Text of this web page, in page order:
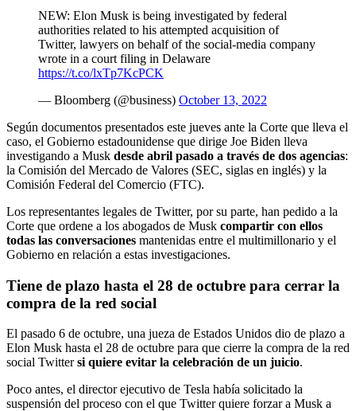
NEW: Elon Musk is being investigated by federal
authorities related to his attempted acquisition of
Twitter, lawyers on behalf of the social-media company
wrote in a court filing in Delaware
https://t.co/lxTp7KcPCK
— Bloomberg (@business) October 13, 2022
Según documentos presentados este jueves ante la Corte que lleva el
caso, el Gobierno estadounidense que dirige Joe Biden lleva
investigando a Musk desde abril pasado a través de dos agencias:
la Comisión del Mercado de Valores (SEC, siglas en inglés) y la
Comisión Federal del Comercio (FTC).
Los representantes legales de Twitter, por su parte, han pedido a la
Corte que ordene a los abogados de Musk compartir con ellos
todas las conversaciones mantenidas entre el multimillonario y el
Gobierno en relación a estas investigaciones.
Tiene de plazo hasta el 28 de octubre para cerrar la
compra de la red social
El pasado 6 de octubre, una jueza de Estados Unidos dio de plazo a
Elon Musk hasta el 28 de octubre para que cierre la compra de la red
social Twittersi quiere evitar la celebración de un juicio.
Poco antes, el director ejecutivo de Tesla había solicitado la
suspensión del proceso con el que Twitter quiere forzar a Musk a